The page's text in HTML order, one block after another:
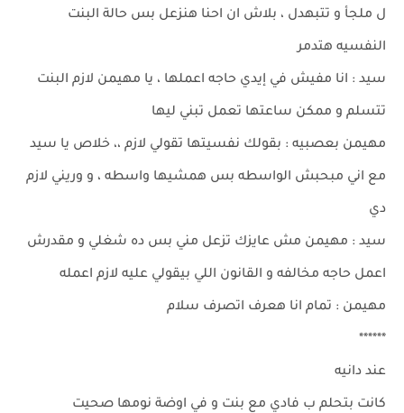
ل ملجأ و تتبهدل ، بلاش ان احنا هنزعل بس حالة البنت
النفسيه هتدمر
سيد : انا مفيش في إيدي حاجه اعملها ، يا مهيمن لازم البنت
تتسلم و ممكن ساعتها تعمل تبني ليها
مهيمن بعصبيه : بقولك نفسيتها تقولي لازم ،، خلاص يا سيد
مع اني مبحبش الواسطه بس همشيها واسطه ، و وريني لازم
دي
سيد : مهيمن مش عايزك تزعل مني بس ده شغلي و مقدرش
اعمل حاجه مخالفه و القانون اللي بيقولي عليه لازم اعمله
مهيمن : تمام انا هعرف اتصرف سلام
******
عند دانيه
كانت بتحلم ب فادي مع بنت و في اوضة نومها صحيت